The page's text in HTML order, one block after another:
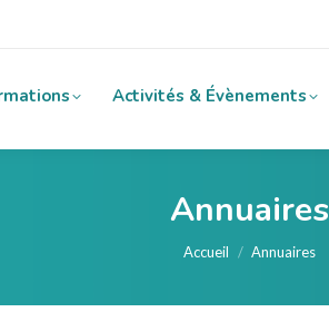
Activités & Évènements
Annuaires
Vous êtes ici :
Accueil Annuaires